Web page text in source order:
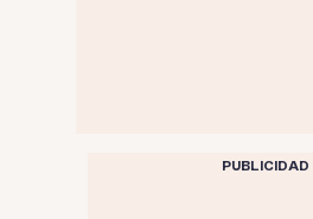
PUBLICIDAD